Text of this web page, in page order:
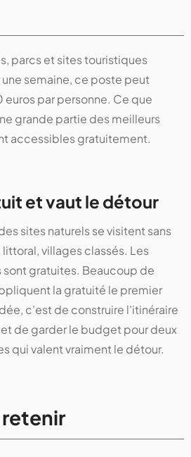
parcs et sites touristiques
semaine, ce poste peut
par personne. Ce que
grande partie des meilleurs
accessibles gratuitement.
et vaut le détour
sites naturels se visitent sans
villages classés. Les
gratuites. Beaucoup de
la gratuité le premier
c'est de construire l'itinéraire
de garder le budget pour deux
qui valent vraiment le détour.